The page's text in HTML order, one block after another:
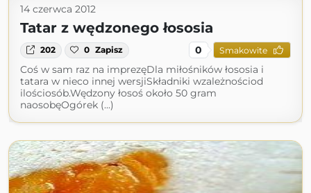
14 czerwca 2012
Tatar z wędzonego łososia
202 0 Zapisz 0 Smakowite
Coś w sam raz na imprezęDla miłośników łososia i
tatara w nieco innej wersjiSkładniki wzależnościod
ilościosób.Wędzony łosoś około 50 gram
naosobęOgórek (...)